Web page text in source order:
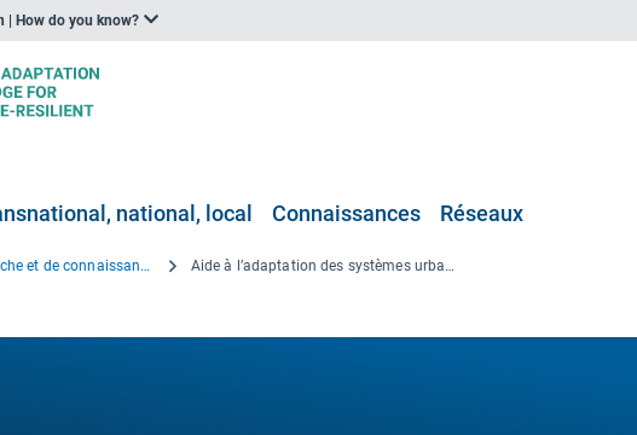
| How do you know?
national, local Connaissances Réseaux
Projets de recherche et de connaissance Aide à l’adaptation des systèmes urbains au changement climatique dans l’espace transfrontalier